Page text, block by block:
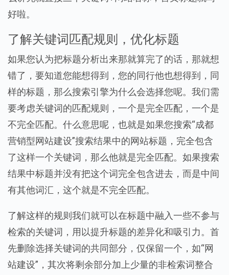
好啦。
了解关键词匹配规则，优化标题
如果您认为把标题分析出来那就算完了的话，那就想
错了，要知道您能想得到，您的同行他也想得到，同
样的标题，那么搜索引擎为什么会选择您呢。我们需
要考虑关键词的匹配规则，一个是完全匹配，一个是
不完全匹配。什么意思呢，也就是如果您搜索“成都
营销型网站建设”搜索结果中的网站标题，完全包含
了这样一个关键词，那么他就是完全匹配。如果搜索
结果中标题并没有把这个词完全包含进去，而是中间
有其他词汇，这个就是不完全匹配。
了解这样的规则我们就可以在标题中融入一些不参与
检索的关键词，用以提升标题的差异化和吸引力。首
先删除选择关键词的共同部分，仅保留一个，如“网
站建设”，其次将剩余部分加上少量的非检索词整合